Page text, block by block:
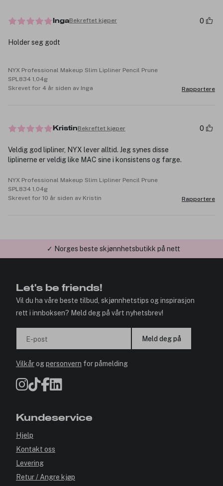
IngaBekreftet kjøper 0
Holder seg godt
NYX Professional Makeup Slim Lipliner Pencil Prune
SPL834 1,04g
Skrevet for 4 år siden av Inga
Rapportere
KristinBekreftet kjøper 0
Veldig god lipliner, NYX lever alltid. Jeg synes disse
liplinerne er veldig like MAC sine i konsistens og farge.
NYX Professional Makeup Slim Lipliner Pencil Prune
SPL834 1,04g
Skrevet for 10 år siden av Kristin
Rapportere
✓ Årets Nettbutikk 2026 og 2025
Let's be friends!
Vil du ha våre beste tilbud, skjønnhetstips og inspirasjon
rett i innboksen? Meld deg på vårt nyhetsbrev!
E-post Meld deg på
Vilkårogpersonvern for påmelding
Kundeservice
Hjelp
Kontakt oss
Levering
Retur / Angre kjøp